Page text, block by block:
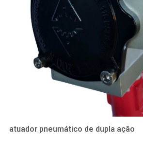
atuador pneumático de dupla ação